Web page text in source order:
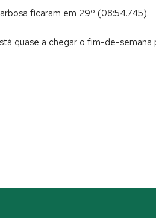
ficaram em 29º (08:54.745).
quase a chegar o fim-de-semana